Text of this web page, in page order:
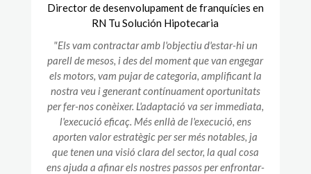
Director de desenvolupament de franquícies en
RN Tu Solución Hipotecaria
"Els vam contractar amb l'objectiu d'estar-hi un
parell de mesos, i des del moment que van engegar
els motors, vam pujar de categoria, amplificant la
nostra veu i generant contínuament oportunitats
per fer-nos conèixer. L'adaptació va ser immediata,
l'execució eficaç. Més enllà de l'execució, ens
aporten valor estratègic per ser més notables, ja
que tenen una visió clara del sector, la qual cosa
ens ajuda a afinar els nostres passos per enfrontar-